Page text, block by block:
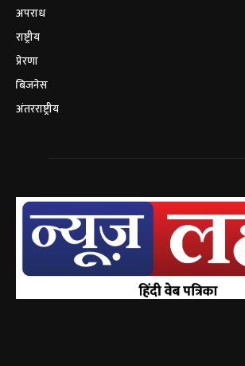
अपराध
राष्ट्रीय
प्रेरणा
बिजनेस
अंतरराष्ट्रीय